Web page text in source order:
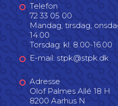
Telefon
72 33 05 00
Mandag, tirsdag,
14.00
Torsdag: kl. 8.00-16.00
E-mail: stpk@stpk.dk
Adresse
Olof Palmes Allé 18 H
8200 Aarhus N